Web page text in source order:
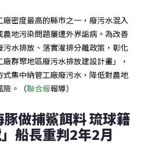
密度最高的縣市之一，廢污水混入
農地污染問題屢遭外界詬病。為改善
水排放、落實灌排分離政策，彰化
群聚地區廢污水排放建設計畫」，
集中納管工廠廢污水，降低對農地
險。（聯合報報導）
做捕鯊餌料 琉球籍
」船長重判2年2月